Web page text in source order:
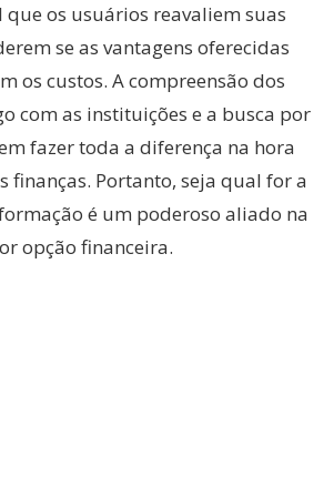
que os usuários reavaliem suas
se as vantagens oferecidas
os custos. A compreensão dos
com as instituições e a busca por
fazer toda a diferença na hora
finanças. Portanto, seja qual for a
é um poderoso aliado na
opção financeira.